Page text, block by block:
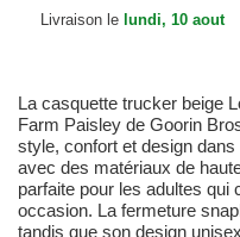
Livraison le lundi, 10 aout
La casquette trucker beige
Farm Paisley de Goorin
style, confort et design
avec des matériaux de
parfaite pour les adultes qui
occasion. La fermeture
tandis que son design